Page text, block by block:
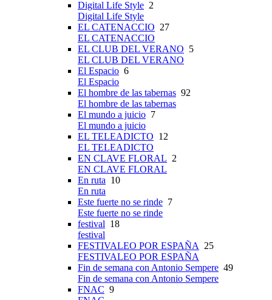
Digital Life Style 2
Digital Life Style
EL CATENACCIO 27
EL CATENACCIO
EL CLUB DEL VERANO 5
EL CLUB DEL VERANO
El Espacio 6
El Espacio
El hombre de las tabernas 92
El hombre de las tabernas
El mundo a juicio 7
El mundo a juicio
EL TELEADICTO 12
EL TELEADICTO
EN CLAVE FLORAL 2
EN CLAVE FLORAL
En ruta 10
En ruta
Este fuerte no se rinde 7
Este fuerte no se rinde
festival 18
festival
FESTIVALEO POR ESPAÑA
25
FESTIVALEO POR ESPAÑA
Fin de semana con Antonio Sempere 49
Fin de semana con Antonio Sempere
FNAC 9